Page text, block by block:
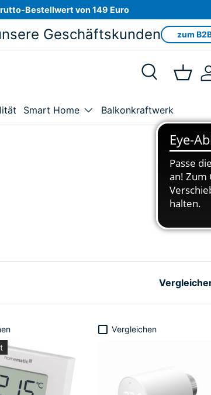
Bestellwert von 149 Euro
Geschäftskunden zum
Suche
Smart Home Balkonkraftwerk
Vergleichen